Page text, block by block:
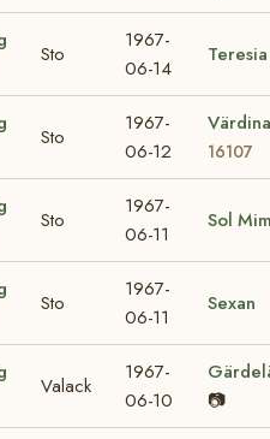
Sto
1967-
06-14
Teresia
Sto
1967-
06-12
Värdina
16107
Sto
1967-
06-11
Sol
Sto
1967-
06-11
Sexan
Valack
1967-
06-10
📷